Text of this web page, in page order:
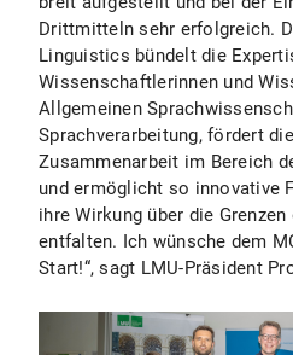
Drittmitteln sehr erfolgreich.
Linguistics bündelt die
Wissenschaftlerinnen und
Allgemeinen
Sprachverarbeitung, fördert
Zusammenarbeit im Bereich
und ermöglicht so innovative
ihre Wirkung über die
entfalten. Ich wünsche dem
Start!“, sagt LMU-Präsident